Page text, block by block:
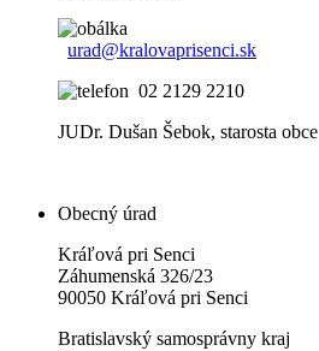
urad@kralovaprisenci.sk
02 2129 2210
JUDr. Dušan Šebok, starosta obce
Obecný úrad
Kráľová pri Senci
Záhumenská 326/23
90050 Kráľová pri Senci
Bratislavský samosprávny kraj